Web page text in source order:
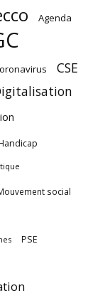
Agenda
CSE
social
PSE